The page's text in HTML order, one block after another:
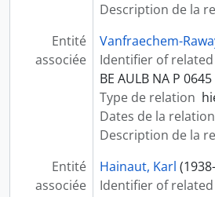
Description de la
Entité
associée
Vanfraechem-
Identifier of
BE AULB NA P 0645
Type de relation
Dates de la relation
Description de la
Entité
associée
Hainaut, Karl
Identifier of